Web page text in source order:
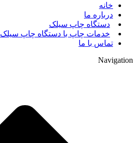
خانه
درباره ما
دستگاه چاپ سیلک
خدمات چاپ با دستگاه چاپ سیلک
تماس با ما
Navigation